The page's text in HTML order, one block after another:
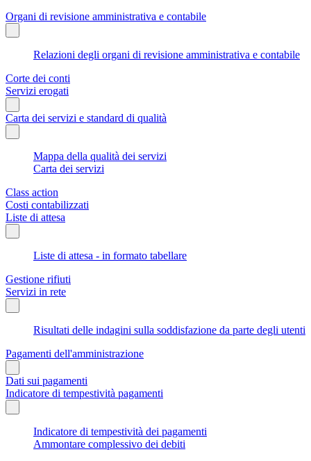
Organi di revisione amministrativa e contabile
Relazioni degli organi di revisione amministrativa e contabile
Corte dei conti
Servizi erogati
Carta dei servizi e standard di qualità
Mappa della qualità dei servizi
Carta dei servizi
Class action
Costi contabilizzati
Liste di attesa
Liste di attesa - in formato tabellare
Gestione rifiuti
Servizi in rete
Risultati delle indagini sulla soddisfazione da parte degli utenti
Pagamenti dell'amministrazione
Dati sui pagamenti
Indicatore di tempestività pagamenti
Indicatore di tempestività dei pagamenti
Ammontare complessivo dei debiti